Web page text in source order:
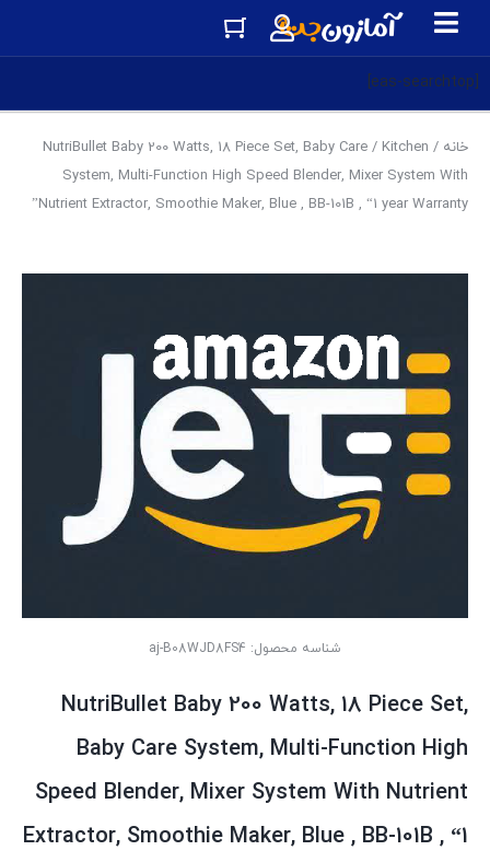
[eas-searchtop]
خانه /
Kitchen
/ NutriBullet Baby 200 Watts, 18 Piece Set, Baby Care
System, Multi-Function High Speed Blender, Mixer System With
Nutrient Extractor, Smoothie Maker, Blue , BB-101B , “1 year Warranty”
شناسه محصول: aj-B08WJD8FS4
NutriBullet Baby 200 Watts, 18 Piece Set,
Baby Care System, Multi-Function High
Speed Blender, Mixer System With Nutrient
Extractor, Smoothie Maker, Blue , BB-101B , “1